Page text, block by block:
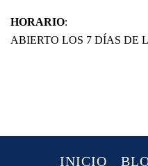
HORARIO:
ABIERTO LOS 7 DÍAS DE
INICIO